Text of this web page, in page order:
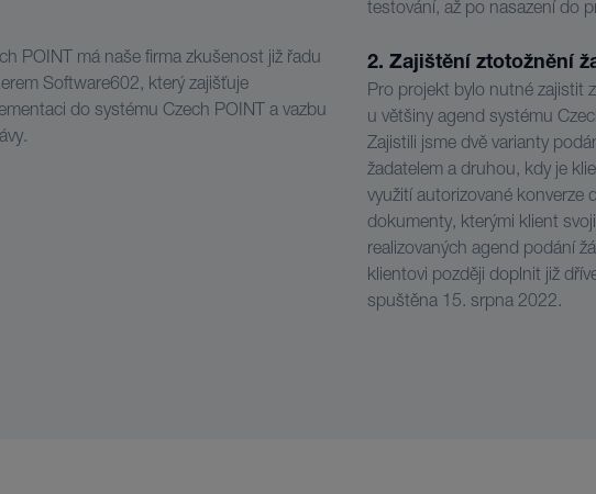
POINT má naše firma zkušenost již řadu
Software602, který zajišťuje
do systému Czech POINT a vazbu
testování, až po nasazení do
2. Zajištění ztotožnění
Pro projekt bylo nutné zajistit
u většiny agend systému
Zajistili jsme dvě varianty
žadatelem a druhou, kdy je
využití autorizované konverze
dokumenty, kterými klient
realizovaných agend podání
klientovi později doplnit již
spuštěna 15. srpna 2022.